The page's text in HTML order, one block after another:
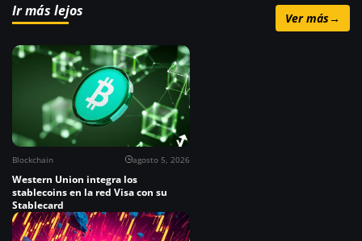
Ir más lejos Ver más→
Blockchain agosto 5, 2026
Western Union integra los
stablecoins en la red Visa con su
Stablecard